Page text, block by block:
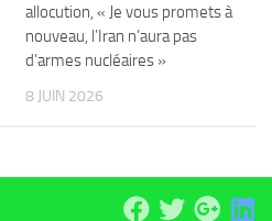
allocution, « Je vous promets à
nouveau, l’Iran n’aura pas
d’armes nucléaires »
8 JUIN 2026